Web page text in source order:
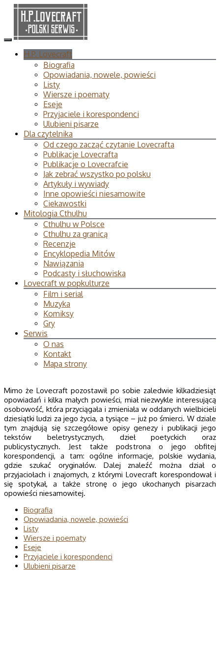
H.P. Lovecraft
Biografia
Opowiadania, nowele, powieści
Listy
Wiersze i poematy
Eseje
Przyjaciele i korespondenci
Ulubieni pisarze
Dla czytelnika
Od czego zacząć czytanie Lovecrafta
Publikacje Lovecrafta
Publikacje o Lovecrafcie
Jak zebrać wszystko po polsku
Artykuły i wywiady
Inne opowieści niesamowite
Ciekawostki
Mitologia Cthulhu
Cthulhu w Polsce
Cthulhu za granicą
Recenzje
Encyklopedia Mitów
Nawiązania
Podcasty i słuchowiska
Lovecraft w popkulturze
Film i serial
Muzyka
Komiksy
Gry
Serwis
O nas
Kontakt
Mapa strony
Mimo że Lovecraft pozostawił po sobie zaledwie kilkadziesiąt
opowiadań i kilka małych powieści, miał niezwykle interesującą
osobowość, która przyciągała i zmieniała w oddanych wielbicieli
dziesiątki ludzi za jego życia, a tysiące – już po śmierci. W dziale
tym znajdują się szczegółowe opisy genezy i publikacji jego
tekstów beletrystycznych, dzieł poetyckich oraz
publicystycznych. Jest także podstrona o jego obfitej
korespondencji, a tam: ogólne informacje, polskie wydania,
gdzie szukać oryginałów. Dalej znaleźć można dział o
przyjaciołach i znajomych, z którymi Lovecraft korespondował i
się spotykał, a także stronę o jego ukochanych pisarzach
opowieści niesamowitej.
Biografia
Opowiadania, nowele, powieści
Listy
Wiersze i poematy
Eseje
Przyjaciele i korespondenci
Ulubieni pisarze